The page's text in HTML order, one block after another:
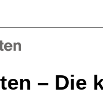
– Die